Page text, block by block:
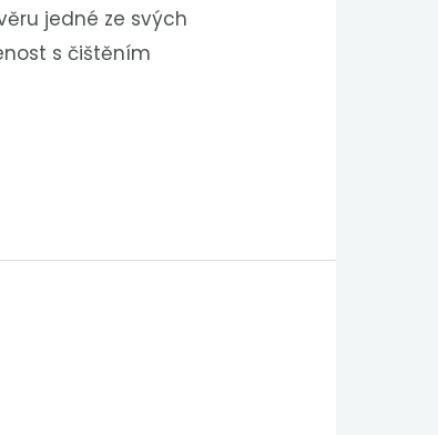
jedné ze svých
s čištěním